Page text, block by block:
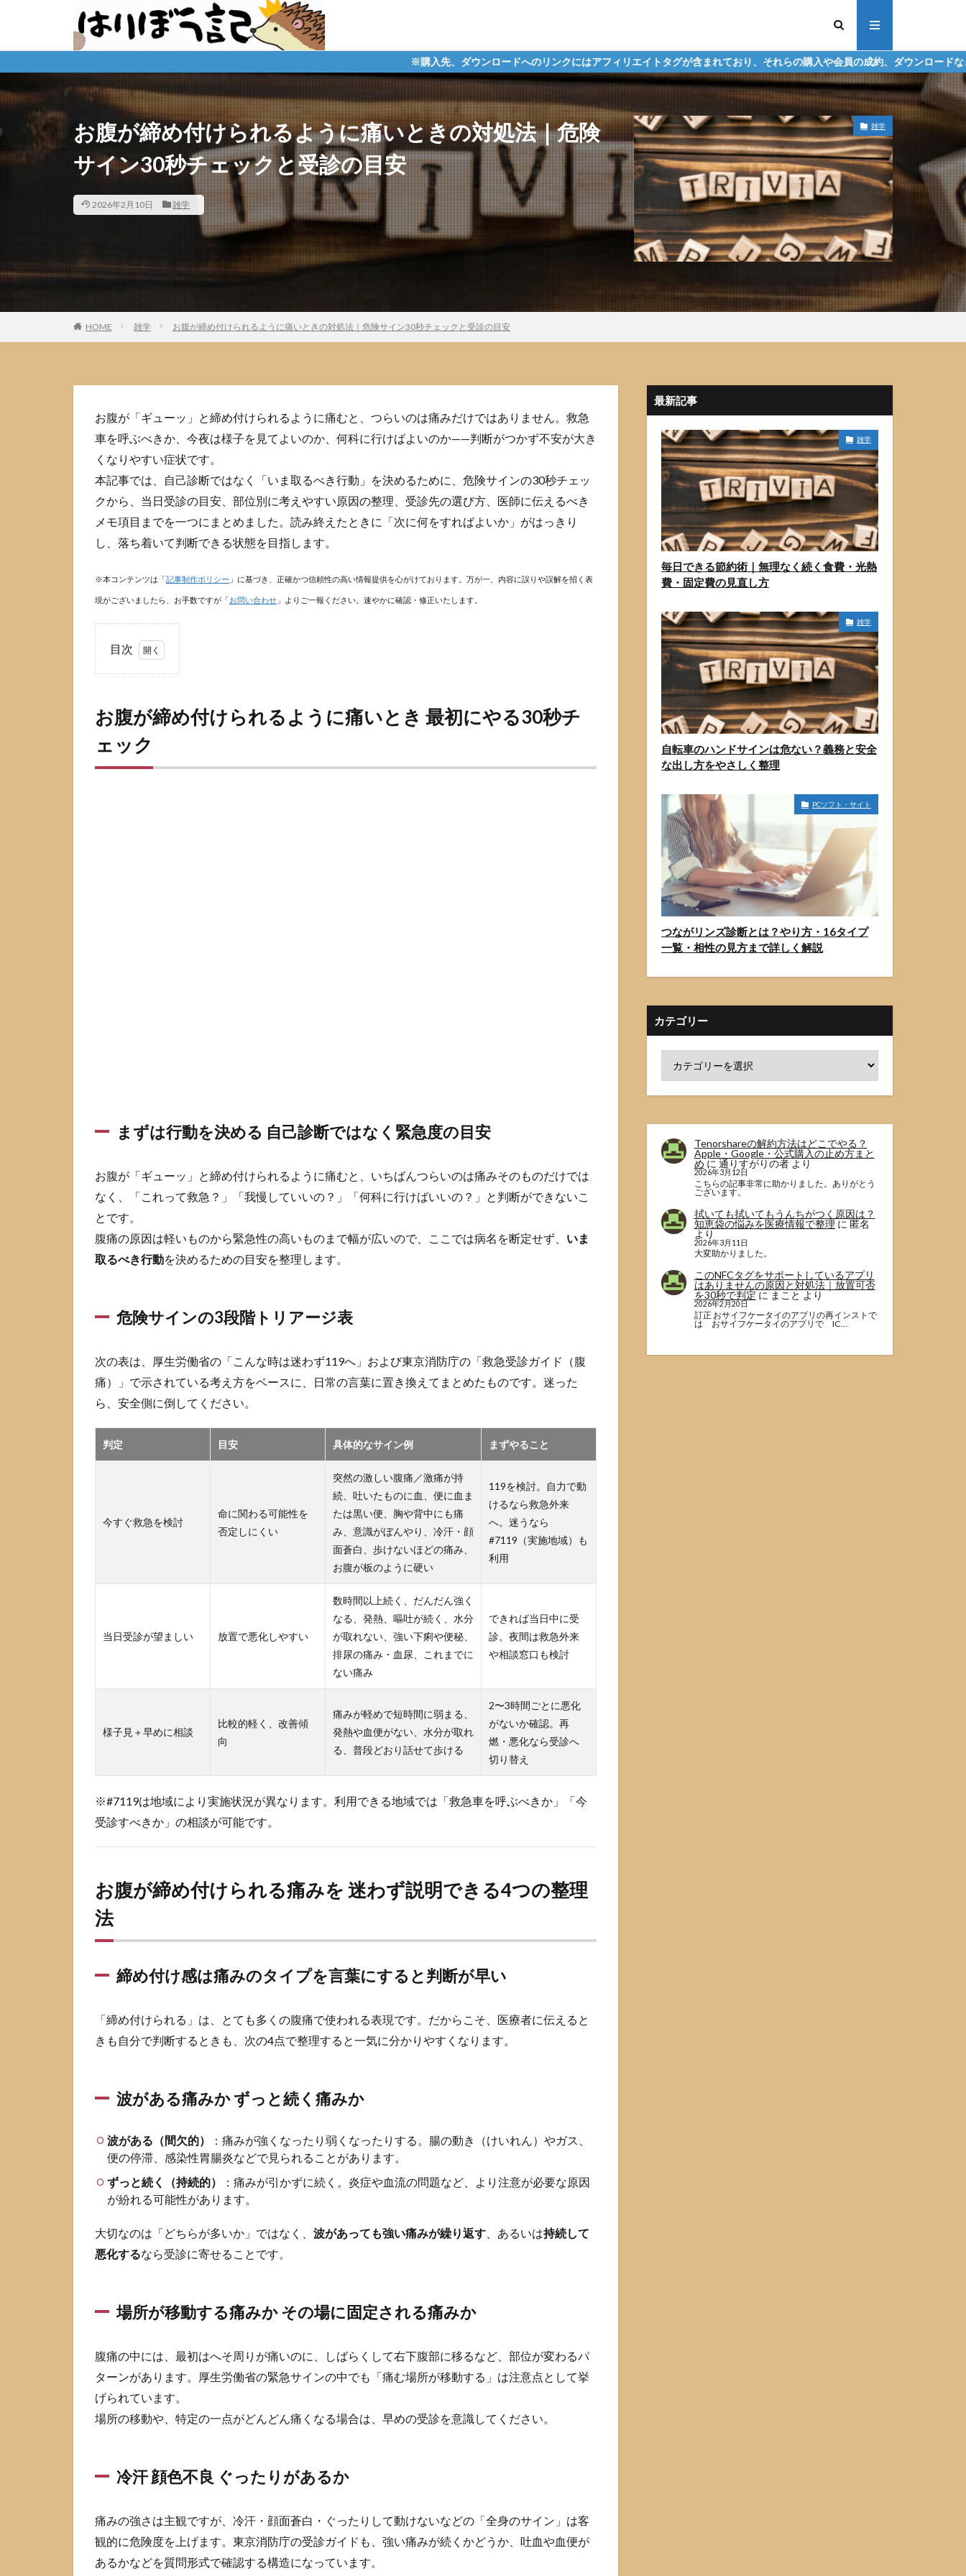
※購入先、ダウンロードへのリンクにはアフィリエイトタグが含まれており、それらの購入や会員の成約、ダウンロードなどからの収益化を行
お腹が締め付けられるように痛いときの対処法｜危険
サイン30秒チェックと受診の目安
2026年2月10日 雑学
雑学
HOME 雑学 お腹が締め付けられるように痛いときの対処法｜危険サイン30秒チェックと受診の目安
お腹が「ギューッ」と締め付けられるように痛むと、つらいのは痛みだけではありません。救急
車を呼ぶべきか、今夜は様子を見てよいのか、何科に行けばよいのか——判断がつかず不安が大き
くなりやすい症状です。
本記事では、自己診断ではなく「いま取るべき行動」を決めるために、危険サインの30秒チェッ
クから、当日受診の目安、部位別に考えやすい原因の整理、受診先の選び方、医師に伝えるべき
メモ項目までを一つにまとめました。読み終えたときに「次に何をすればよいか」がはっきり
し、落ち着いて判断できる状態を目指します。
※本コンテンツは「記事制作ポリシー 」に基づき、正確かつ信頼性の高い情報提供を心がけております。万が一、内容に誤りや誤解を招く表
現がございましたら、お手数ですが「お問い合わせ 」よりご一報ください。速やかに確認・修正いたします。
目次
が
め
まず
決め
る 自
己診
断で
はな
く緊
1.2
サイ
段階
トリ
2
締
み
わ
明
る4
の
整
締め
痛み
イプ
を言
する
と判
断が
波が
か ず
っと
続く
痛み
か
2.3
場所
が移
みか
その
固定
され
る痛
みか
2.4
不良
ぐっ
があ
2.5
お腹が締め付けられるように痛いとき 最初にやる30秒チ
ェック
まずは行動を決める 自己診断ではなく緊急度の目安
お腹が「ギューッ」と締め付けられるように痛むと、いちばんつらいのは痛みそのものだけでは
なく、「これって救急？」「我慢していいの？」「何科に行けばいいの？」と判断ができないこ
とです。
腹痛の原因は軽いものから緊急性の高いものまで幅が広いので、ここでは病名を断定せず、 いま
取るべき行動を決めるための目安を整理します。
危険サインの3段階トリアージ表
次の表は、厚生労働省の「こんな時は迷わず119へ」および東京消防庁の「救急受診ガイド（腹
痛）」で示されている考え方をベースに、日常の言葉に置き換えてまとめたものです。迷った
ら、安全側に倒してください。
判定 目安 具体的なサイン例 まずやること
今すぐ救急を検討
命に関わる可能性を
否定しにくい
突然の激しい腹痛／激痛が持
続、吐いたものに血、便に血ま
たは黒い便、胸や背中にも痛
み、意識がぼんやり、冷汗・顔
面蒼白、歩けないほどの痛み、
お腹が板のように硬い
119を検討。自力で動
けるなら救急外来
へ。迷うなら
#7119（実施地域）も
利用
当日受診が望ましい 放置で悪化しやすい
数時間以上続く、だんだん強く
なる、発熱、嘔吐が続く、水分
が取れない、強い下痢や便秘、
排尿の痛み・血尿、これまでに
ない痛み
できれば当日中に受
診。夜間は救急外来
や相談窓口も検討
様子見＋早めに相談
比較的軽く、改善傾
向
痛みが軽めで短時間に弱まる、
発熱や血便がない、水分が取れ
る、普段どおり話せて歩ける
2〜3時間ごとに悪化
がないか確認。再
燃・悪化なら受診へ
切り替え
※#7119は地域により実施状況が異なります。利用できる地域では「救急車を呼ぶべきか」「今
受診すべきか」の相談が可能です。
お腹が締め付けられる痛みを 迷わず説明できる4つの整理
法
締め付け感は痛みのタイプを言葉にすると判断が早い
「締め付けられる」は、とても多くの腹痛で使われる表現です。だからこそ、医療者に伝えると
きも自分で判断するときも、次の4点で整理すると一気に分かりやすくなります。
波がある痛みか ずっと続く痛みか
波がある（間欠的）
：痛みが強くなったり弱くなったりする。腸の動き（けいれん）やガス、
便の停滞、感染性胃腸炎などで見られることがあります。
ずっと続く（持続的）
：痛みが引かずに続く。炎症や血流の問題など、より注意が必要な原因
が紛れる可能性があります。
大切なのは「どちらが多いか」ではなく、 波があっても強い痛みが繰り返す 、あるいは持続して
悪化するなら受診に寄せることです。
場所が移動する痛みか その場に固定される痛みか
腹痛の中には、最初はへそ周りが痛いのに、しばらくして右下腹部に移るなど、部位が変わるパ
ターンがあります。厚生労働省の緊急サインの中でも「痛む場所が移動する」は注意点として挙
げられています。
場所の移動や、特定の一点がどんどん痛くなる場合は、早めの受診を意識してください。
冷汗 顔色不良 ぐったりがあるか
痛みの強さは主観ですが、冷汗・顔面蒼白・ぐったりして動けないなどの「全身のサイン」は客
観的に危険度を上げます。東京消防庁の受診ガイドも、強い痛みが続くかどうか、吐血や血便が
あるかなどを質問形式で確認する構造になっています。
最新記事
雑学
毎日できる節約術｜無理なく続く食費・光熱
費・固定費の見直し方
雑学
自転車のハンドサインは危ない？義務と安全
な出し方をやさしく整理
PCソフト・サイト
つながリンズ診断とは？やり方・16タイプ
一覧・相性の見方まで詳しく解説
カテゴリー
Tenorshareの解約方法はどこでやる？
Apple・Google・公式購入の止め方まと
め に 通りすがりの者より
2026年3月12日
こちらの記事非常に助かりました。ありがとう
ございます。
拭いても拭いてもうんちがつく原因は？
知恵袋の悩みを医療情報で整理 に 匿名
より
2026年3月11日
大変助かりました。
このNFCタグをサポートしているアプリ
はありませんの原因と対処法｜放置可否
を30秒で判定 に まこと より
2026年2月20日
訂正 おサイフケータイのアプリの再インストで
は おサイフケータイのアプリで IC…